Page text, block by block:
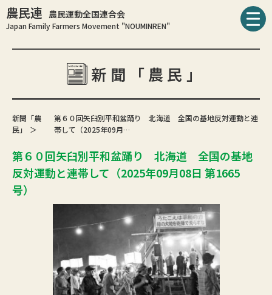
農民連 農民運動全国連合会
Japan Family Farmers Movement "NOUMINREN"
新聞「農民」
新聞「農
民」
第６０回矢臼別平和盆踊り 北海道 全国の基地反対運動と連
帯して（2025年09月…
第６０回矢臼別平和盆踊り 北海道 全国の基地
反対運動と連帯して（2025年09月08日 第1665
号）